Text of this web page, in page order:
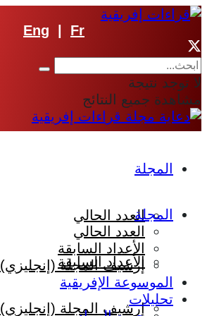
Eng Fr
لا توجد نتيجة
مشاهدة جميع النتائج
المجلة
العدد الحالي
الأعداد السابقة
إرشيف المجلة (إنجليزي)
المجلة
العدد الحالي
الأعداد السابقة
إرشيف المجلة (إنجليزي)
الموسوعة الإفريقية
تحليلات